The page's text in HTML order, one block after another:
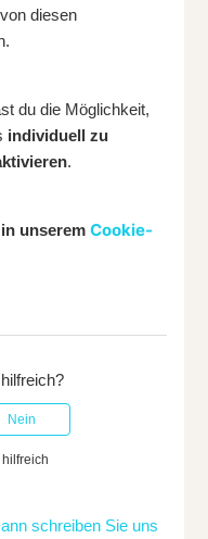
diesen
du die Möglichkeit,
individuell zu
.
in unseremCookie-
schreiben Sie uns